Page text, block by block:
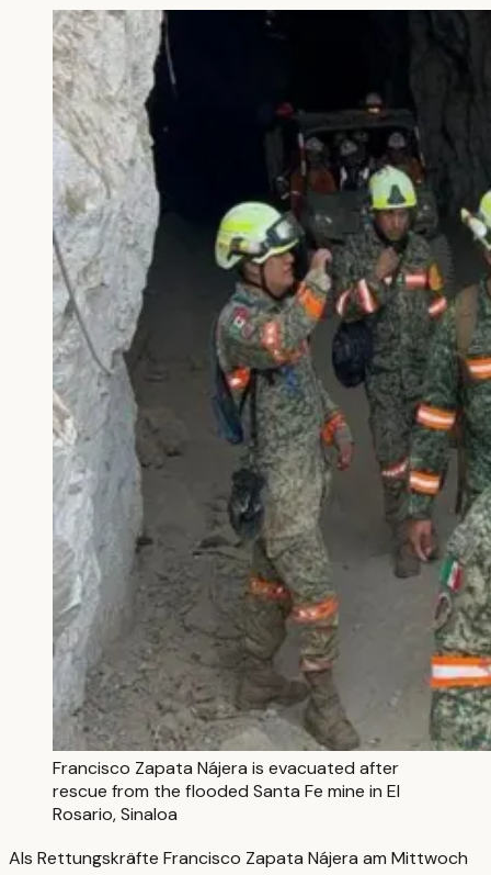
Francisco Zapata Nájera is evacuated after
rescue from the flooded Santa Fe mine in El
Rosario, Sinaloa
Als Rettungskräfte Francisco Zapata Nájera am Mittwoch